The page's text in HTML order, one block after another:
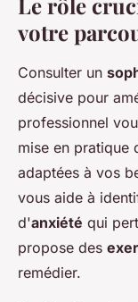
votre
Consulter un
décisive pour
professionnel
mise en pratique
adaptées à vos
vous aide à
d'anxiété qui
propose des
remédier.